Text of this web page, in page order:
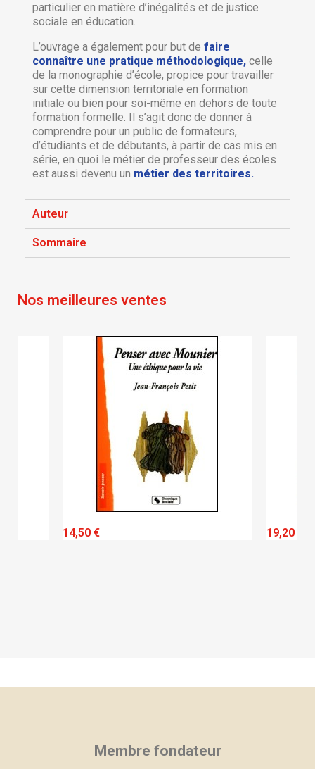
Ajouter à ma liste d'envies ×
Créer une nouvelle liste
Créer une liste d'envies
Nom de la liste d'envies
Annuler Créer une liste d'envies
Vous devez être connecté pour ajouter des produits
particulier en matière d’inégalités et de justice
sociale en éducation.
L’ouvrage a également pour but de faire
connaître une pratique méthodologique, celle
de la monographie d’école, propice pour travailler
sur cette dimension territoriale en formation
initiale ou bien pour soi-même en dehors de toute
formation formelle. Il s’agit donc de donner à
comprendre pour un public de formateurs,
d’étudiants et de débutants, à partir de cas mis en
série, en quoi le métier de professeur des écoles
est aussi devenu un métier des territoires.
Auteur
Sommaire
Nos meilleures ventes
14,50 € 19,20 €
Membre fondateur